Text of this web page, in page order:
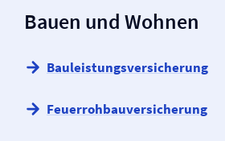
Bauen und Wohnen
Bauleistungs­versicherung
Feuerrohbau­versicherung